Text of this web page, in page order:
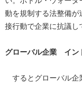
動を規制する法整備が
接行動で企業に抗議し
グローバル企業 イン
するとグローバル企